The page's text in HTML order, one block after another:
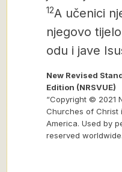
12A učenici
njegovo
odu i jave
New Revised
Edition (NRSVUE)
“Copyright © 2021
Churches of Christ
America. Used by
reserved